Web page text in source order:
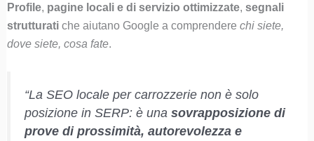
Profile, pagine locali e di servizio ottimizzate, segnali
strutturatiche aiutano Google a comprendere chi siete,
dove siete, cosa fate.
“La SEO locale per carrozzerie non è solo
posizione in SERP: è una sovrapposizione di
prove di prossimità, autorevolezza e